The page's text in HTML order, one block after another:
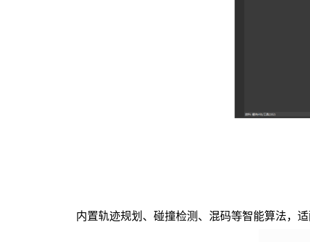
内置轨迹规划、碰撞检测、混码等智能算法，